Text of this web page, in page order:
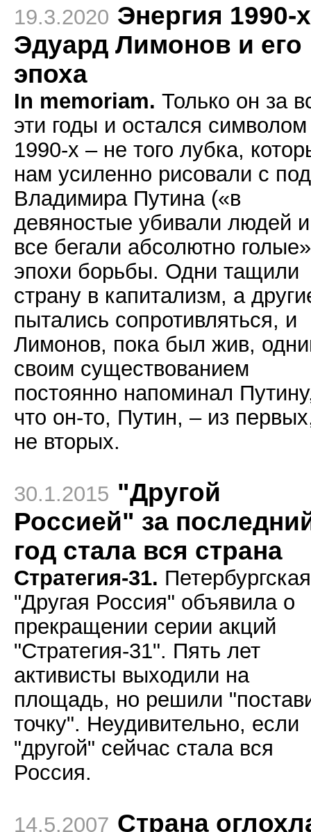
19.3.2020 Энергия 1990-
Эдуард Лимонов и его
эпоха
In memoriam. Только он за
эти годы и остался символом
1990-х – не того лубка,
нам усиленно рисовали с
Владимира Путина («в
девяностые убивали людей и
все бегали абсолютно
эпохи борьбы. Одни тащили
страну в капитализм, а
пытались сопротивляться, и
Лимонов, пока был жив,
своим существованием
постоянно напоминал
что он-то, Путин, – из
не вторых.
30.1.2015 "Другой
Россией" за
год стала вся страна
Стратегия-31. Петербургская
"Другая Россия" объявила о
прекращении серии акций
"Стратегия-31". Пять лет
активисты выходили на
площадь, но решили
точку". Неудивительно, если
"другой" сейчас стала вся
Россия.
14.5.2007 Страна